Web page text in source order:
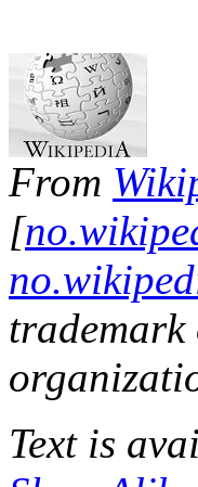
From
[
trademark
Text is